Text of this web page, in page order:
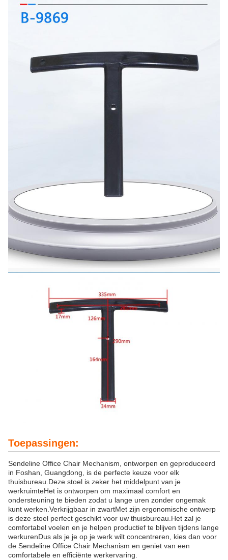
Toepassingen:
Sendeline Office Chair Mechanism, ontworpen en geproduceerd
in Foshan, Guangdong, is de perfecte keuze voor elk
thuisbureau.Deze stoel is zeker het middelpunt van je
werkruimteHet is ontworpen om maximaal comfort en
ondersteuning te bieden zodat u lange uren zonder ongemak
kunt werken.Verkrijgbaar in zwartMet zijn ergonomische ontwerp
is deze stoel perfect geschikt voor uw thuisbureau.Het zal je
comfortabel voelen en je helpen productief te blijven tijdens lange
werkurenDus als je je op je werk wilt concentreren, kies dan voor
de Sendeline Office Chair Mechanism en geniet van een
comfortabele en efficiënte werkervaring.